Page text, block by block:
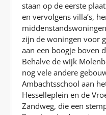
staan op de eerste
en vervolgens villa’s,
zijn de woningen voor
aan een boogje boven
Behalve de wijk
nog vele andere
Ambachtsschool aan
Hesselleplein en de
Zandweg, die een